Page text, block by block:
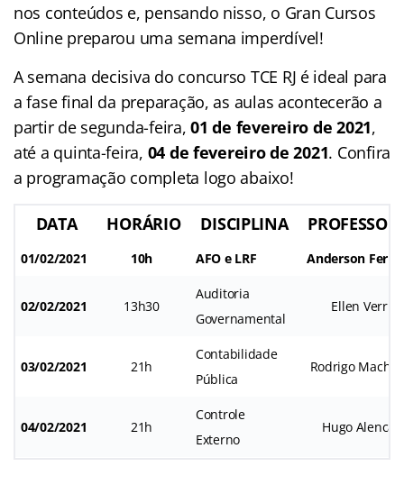
nos conteúdos e, pensando nisso, o Gran Cursos
Online preparou uma semana imperdível!
A semana decisiva do concurso TCE RJ é ideal para
a fase final da preparação, as aulas acontecerão a
partir de segunda-feira,01 de fevereiro de 2021,
até a quinta-feira, 04 de fevereiro de 2021. Confira
a programação completa logo abaixo!
DATA HORÁRIO DISCIPLINA
01/02/2021 10h AFO e LRF Anderson
02/02/2021 13h30
Auditoria
Governamental
Ellen Verri
03/02/2021 21h
Contabilidade
Pública
Rodrigo
04/02/2021 21h
Controle
Externo
Hugo Alencar